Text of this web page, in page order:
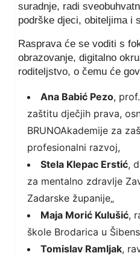
suradnje, radi
podrške djeci, obiteljima i
Rasprava će se voditi s
obrazovanje, digitalno
roditeljstvo, o čemu će
Ana Babić Pezo,
zaštitu dječjih prava,
BRUNOAkademije za
profesionalni razvoj,
Stela Klepac Erstić,
za mentalno zdravlje
Zadarske županije„
Maja Morić Kulušić,
škole Brodarica u
Tomislav Ramljak,